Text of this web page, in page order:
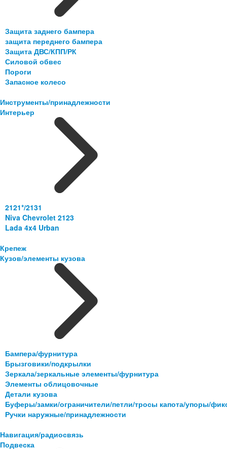
Защита заднего бампера
защита переднего бампера
Защита ДВС/КПП/РК
Силовой обвес
Пороги
Запасное колесо
Инструменты/принадлежности
Интерьер
2121*/2131
Niva Chevrolet 2123
Lada 4x4 Urban
Крепеж
Кузов/элементы кузова
Бампера/фурнитура
Брызговики/подкрылки
Зеркала/зеркальные элементы/фурнитура
Элементы облицовочные
Детали кузова
Буферы/замки/ограничители/петли/тросы капота/упоры/
Ручки наружные/принадлежности
Навигация/радиосвязь
Подвеска